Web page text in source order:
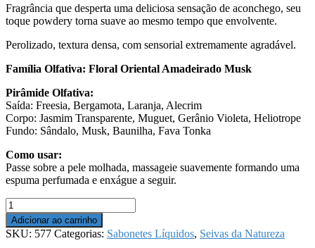
Fragrância que desperta uma deliciosa sensação de aconchego, seu
toque powdery torna suave ao mesmo tempo que envolvente.
Perolizado, textura densa, com sensorial extremamente agradável.
Família Olfativa: Floral Oriental Amadeirado Musk
Pirâmide Olfativa:
Saída: Freesia, Bergamota, Laranja, Alecrim
Corpo: Jasmim Transparente, Muguet, Gerânio Violeta, Heliotrope
Fundo: Sândalo, Musk, Baunilha, Fava Tonka
Como usar:
Passe sobre a pele molhada, massageie suavemente formando uma
espuma perfumada e enxágue a seguir.
Sabonete
Líquido
-
Seivas
Adicionar ao carrinho
SKU: 577 Categorias: Sabonetes Líquidos, Seivas da Natureza